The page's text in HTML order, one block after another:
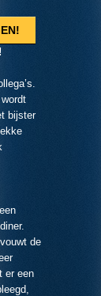
bijster
de
er een